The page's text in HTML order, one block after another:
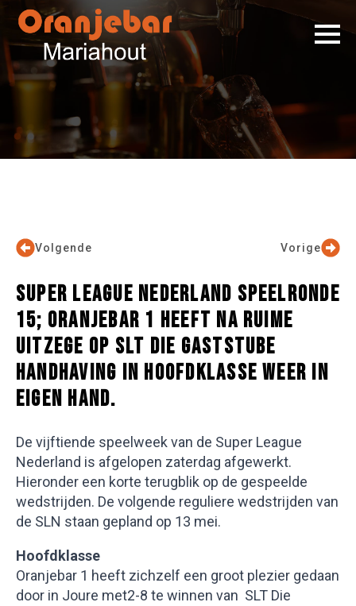
Vorige
Volgende
SUPER LEAGUE NEDERLAND SPEELRONDE
15; ORANJEBAR 1 HEEFT NA RUIME
UITZEGE OP SLT DIE GASTSTUBE
HANDHAVING IN HOOFDKLASSE WEER IN
EIGEN HAND.
De vijftiende speelweek van de Super League
Nederland is afgelopen zaterdag afgewerkt.
Hieronder een korte terugblik op de gespeelde
wedstrijden. De volgende reguliere wedstrijden van
de SLN staan gepland op 13 mei.
Hoofdklasse
Oranjebar 1 heeft zichzelf een groot plezier gedaan
door in Joure met2-8 te winnen van SLT Die